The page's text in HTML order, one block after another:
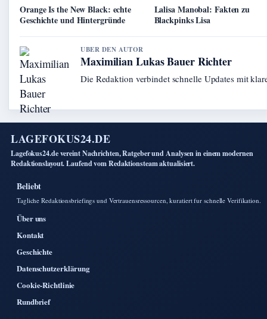
Orange Is the New Black: echte
Geschichte und Hintergründe
Lalisa Manobal: Fakten zu
Blackpinks Lisa
UBER DEN AUTOR
Maximilian Lukas Bauer Richter
Die Redaktion verbindet schnelle Updates mit
LAGEFOKUS24.DE
Lagefokus24.de vereint Nachrichten, Ratgeber und Analysen in einem modernen
Redaktionslayout. Laufend vom Redaktionsteam aktualisiert.
Beliebt
Tagliche Redaktionsbriefings und Vertrauensressourcen, kuratiert fur schnelle Verifikation.
Über uns
Kontakt
Geschichte
Datenschutzerklärung
Cookie-Richtlinie
Rundbrief